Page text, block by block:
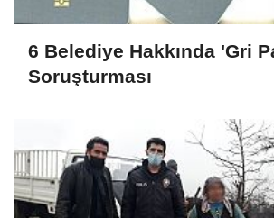
6 Belediye Hakkında 'Gri
Soruşturması